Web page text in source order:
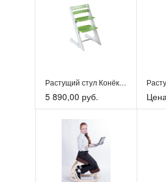
Растущий стул Конёк Горбунёк
5 890,00 руб.